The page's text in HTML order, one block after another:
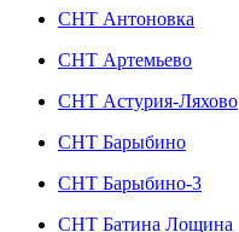
СНТ Антоновка
СНТ Артемьево
СНТ Астурия-Ляхово
СНТ Барыбино
СНТ Барыбино-3
СНТ Батина Лощина